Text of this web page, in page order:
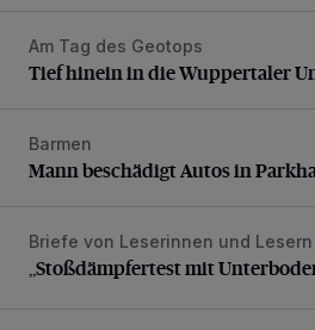
Tief hinein in die Wuppertaler
Am Tag des Geotops
Tief hinein in die Wuppertaler
Mann beschädigt Autos in
Barmen
Mann beschädigt Autos in
„Stoßdämpfertest mit
Briefe von Leserinnen und Lesern
„Stoßdämpfertest mit